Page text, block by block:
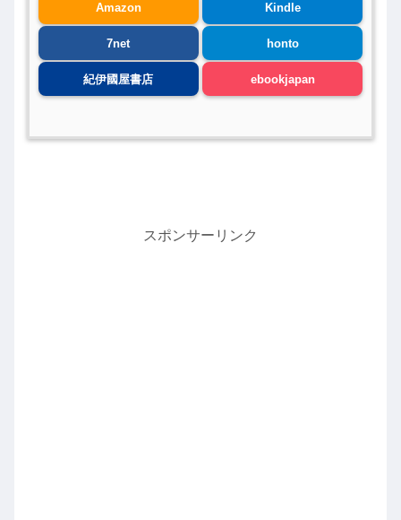
Amazon Kindle
7net honto
紀伊國屋書店 ebookjapan
スポンサーリンク